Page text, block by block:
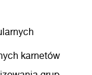
karnetów